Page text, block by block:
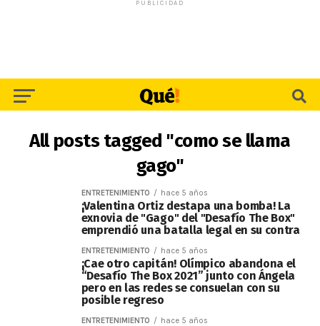
PUBLICIDAD
All posts tagged "como se llama
gago"
ENTRETENIMIENTO hace 5 años
¡Valentina Ortiz destapa una bomba! La
exnovia de "Gago" del "Desafío The Box"
emprendió una batalla legal en su contra
ENTRETENIMIENTO hace 5 años
¡Cae otro capitán! Olímpico abandona el
“Desafío The Box 2021” junto con Ángela
pero en las redes se consuelan con su
posible regreso
ENTRETENIMIENTO hace 5 años